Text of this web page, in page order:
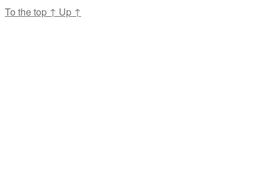
To the top ↑ Up ↑